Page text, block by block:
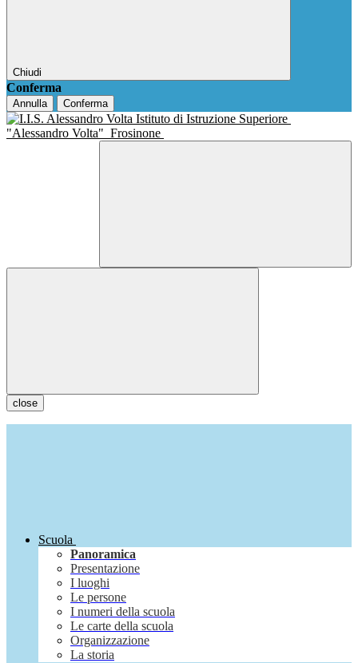
Chiudi
Conferma
Annulla Conferma
Istituto di Istruzione Superiore
"Alessandro Volta" Frosinone
close
Scuola
Panoramica
Presentazione
I luoghi
Le persone
I numeri della scuola
Le carte della scuola
Organizzazione
La storia